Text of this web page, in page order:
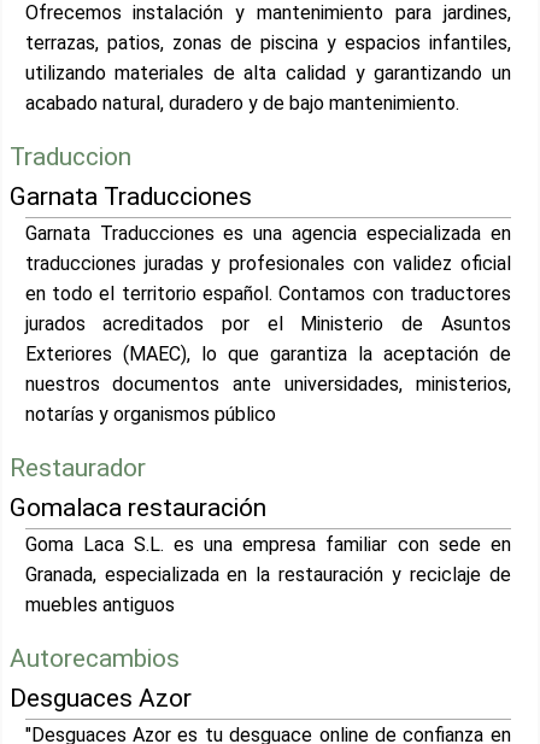
Ofrecemos instalación y mantenimiento para jardines,
terrazas, patios, zonas de piscina y espacios infantiles,
utilizando materiales de alta calidad y garantizando un
acabado natural, duradero y de bajo mantenimiento.
Traduccion
Garnata Traducciones
Garnata Traducciones es una agencia especializada en
traducciones juradas y profesionales con validez oficial
en todo el territorio español. Contamos con traductores
jurados acreditados por el Ministerio de Asuntos
Exteriores (MAEC), lo que garantiza la aceptación de
nuestros documentos ante universidades, ministerios,
notarías y organismos público
Restaurador
Gomalaca restauración
Goma Laca S.L. es una empresa familiar con sede en
Granada, especializada en la restauración y reciclaje de
muebles antiguos
Autorecambios
Desguaces Azor
"Desguaces Azor es tu desguace online de confianza en